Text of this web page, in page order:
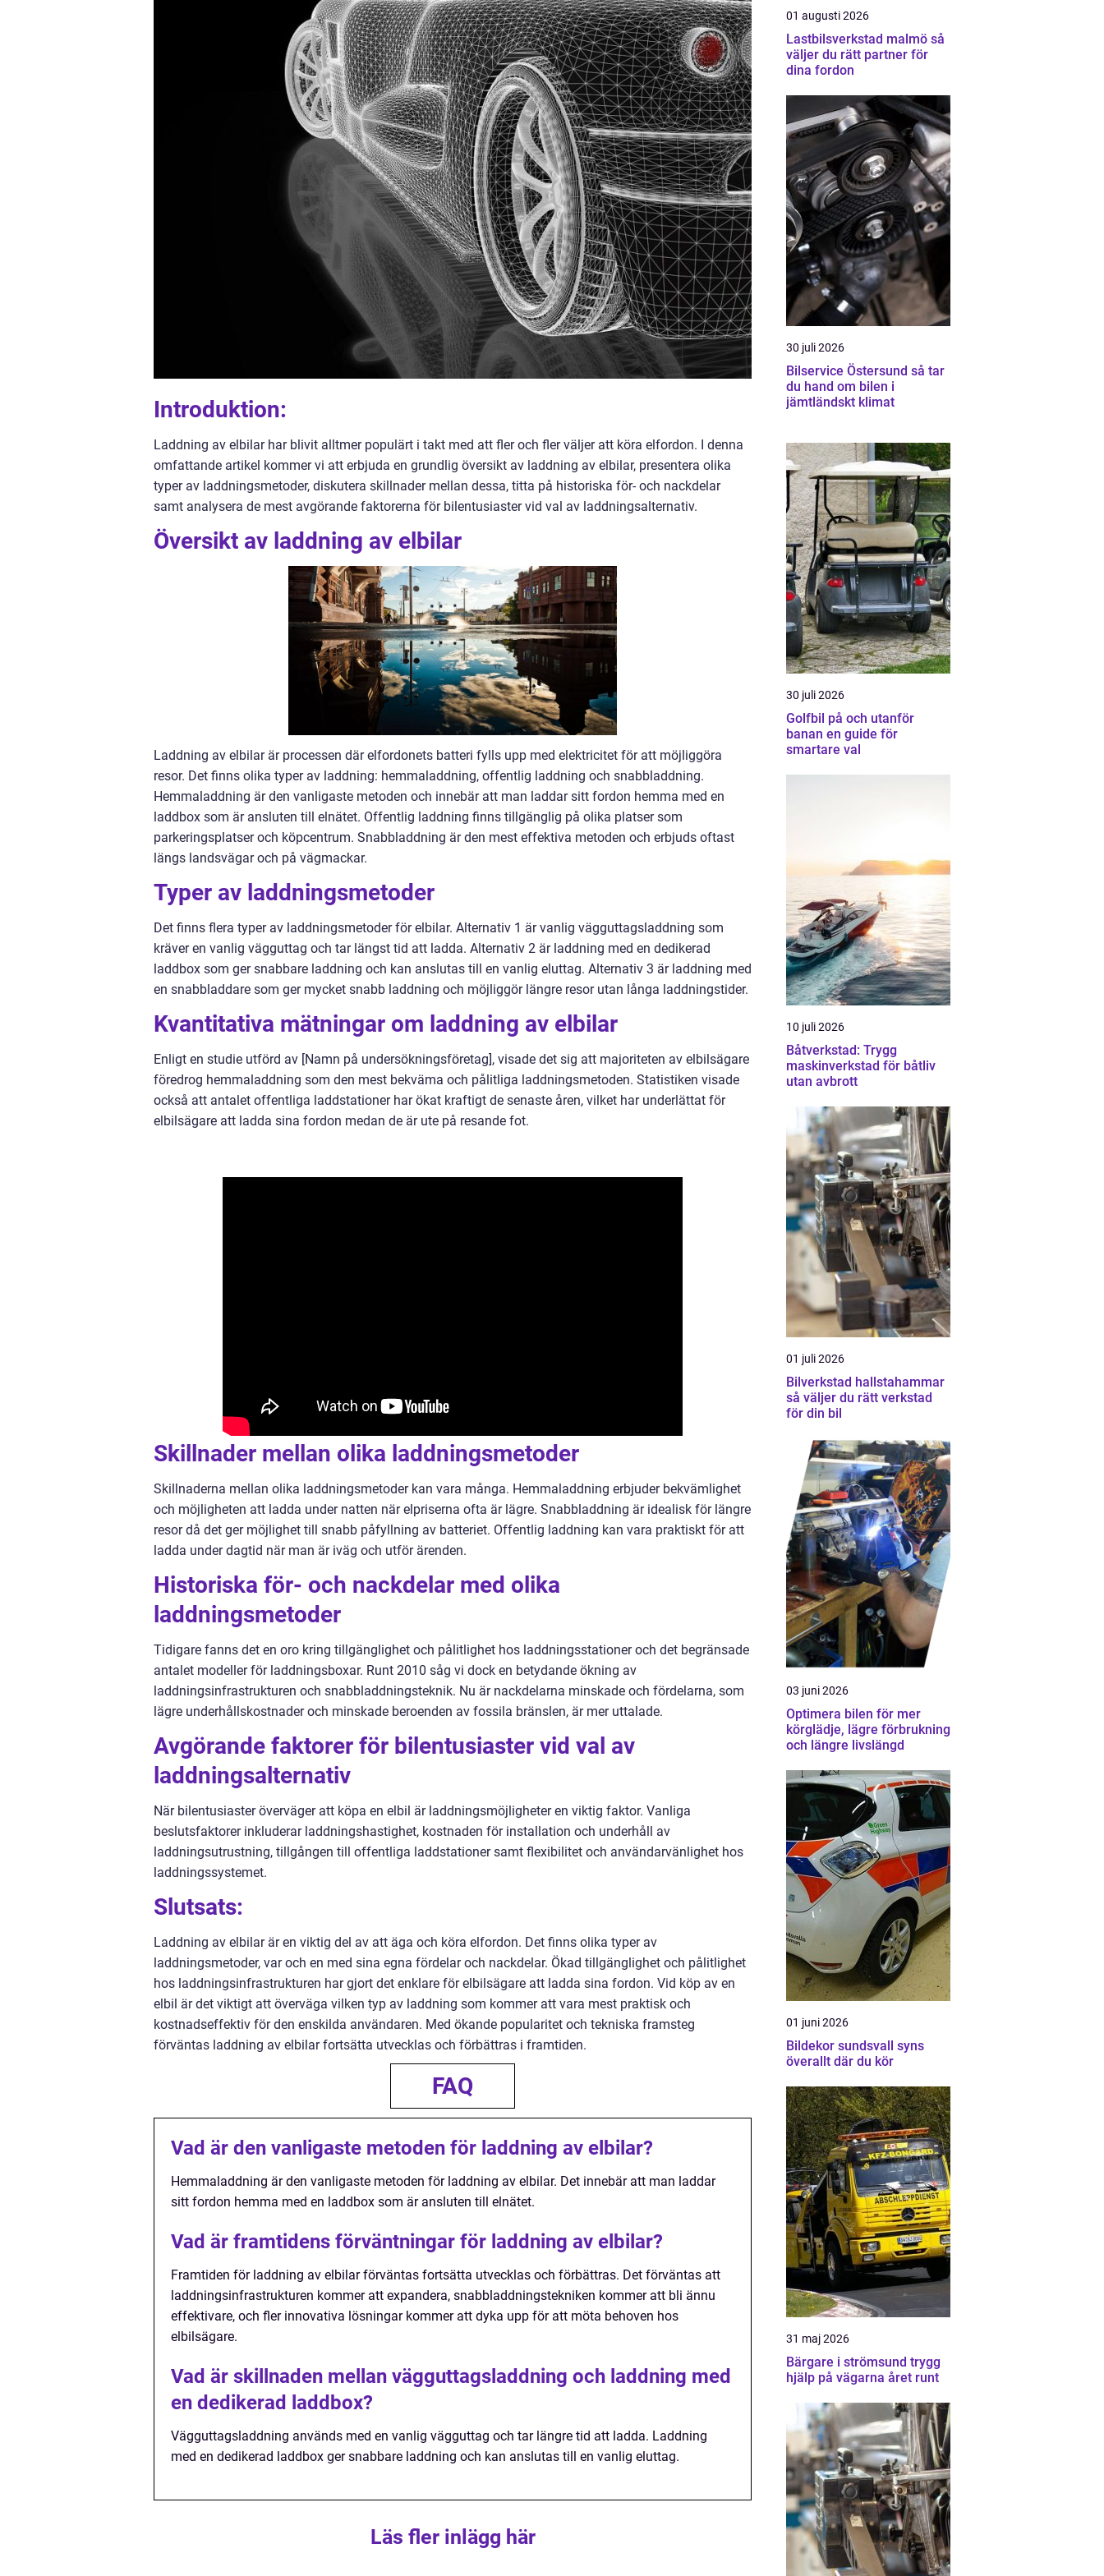
Introduktion:
Laddning av elbilar har blivit alltmer populärt i takt med att fler och fler väljer att köra elfordon. I denna
omfattande artikel kommer vi att erbjuda en grundlig översikt av laddning av elbilar, presentera olika
typer av laddningsmetoder, diskutera skillnader mellan dessa, titta på historiska för- och nackdelar
samt analysera de mest avgörande faktorerna för bilentusiaster vid val av laddningsalternativ.
Översikt av laddning av elbilar
Laddning av elbilar är processen där elfordonets batteri fylls upp med elektricitet för att möjliggöra
resor. Det finns olika typer av laddning: hemmaladdning, offentlig laddning och snabbladdning.
Hemmaladdning är den vanligaste metoden och innebär att man laddar sitt fordon hemma med en
laddbox som är ansluten till elnätet. Offentlig laddning finns tillgänglig på olika platser som
parkeringsplatser och köpcentrum. Snabbladdning är den mest effektiva metoden och erbjuds oftast
längs landsvägar och på vägmackar.
Typer av laddningsmetoder
Det finns flera typer av laddningsmetoder för elbilar. Alternativ 1 är vanlig vägguttagsladdning som
kräver en vanlig vägguttag och tar längst tid att ladda. Alternativ 2 är laddning med en dedikerad
laddbox som ger snabbare laddning och kan anslutas till en vanlig eluttag. Alternativ 3 är laddning med
en snabbladdare som ger mycket snabb laddning och möjliggör längre resor utan långa laddningstider.
Kvantitativa mätningar om laddning av elbilar
Enligt en studie utförd av [Namn på undersökningsföretag], visade det sig att majoriteten av elbilsägare
föredrog hemmaladdning som den mest bekväma och pålitliga laddningsmetoden. Statistiken visade
också att antalet offentliga laddstationer har ökat kraftigt de senaste åren, vilket har underlättat för
elbilsägare att ladda sina fordon medan de är ute på resande fot.
Skillnader mellan olika laddningsmetoder
Skillnaderna mellan olika laddningsmetoder kan vara många. Hemmaladdning erbjuder bekvämlighet
och möjligheten att ladda under natten när elpriserna ofta är lägre. Snabbladdning är idealisk för längre
resor då det ger möjlighet till snabb påfyllning av batteriet. Offentlig laddning kan vara praktiskt för att
ladda under dagtid när man är iväg och utför ärenden.
Historiska för- och nackdelar med olika
laddningsmetoder
Tidigare fanns det en oro kring tillgänglighet och pålitlighet hos laddningsstationer och det begränsade
antalet modeller för laddningsboxar. Runt 2010 såg vi dock en betydande ökning av
laddningsinfrastrukturen och snabbladdningsteknik. Nu är nackdelarna minskade och fördelarna, som
lägre underhållskostnader och minskade beroenden av fossila bränslen, är mer uttalade.
Avgörande faktorer för bilentusiaster vid val av
laddningsalternativ
När bilentusiaster överväger att köpa en elbil är laddningsmöjligheter en viktig faktor. Vanliga
beslutsfaktorer inkluderar laddningshastighet, kostnaden för installation och underhåll av
laddningsutrustning, tillgången till offentliga laddstationer samt flexibilitet och användarvänlighet hos
laddningssystemet.
Slutsats:
Laddning av elbilar är en viktig del av att äga och köra elfordon. Det finns olika typer av
laddningsmetoder, var och en med sina egna fördelar och nackdelar. Ökad tillgänglighet och pålitlighet
hos laddningsinfrastrukturen har gjort det enklare för elbilsägare att ladda sina fordon. Vid köp av en
elbil är det viktigt att överväga vilken typ av laddning som kommer att vara mest praktisk och
kostnadseffektiv för den enskilda användaren. Med ökande popularitet och tekniska framsteg
förväntas laddning av elbilar fortsätta utvecklas och förbättras i framtiden.
FAQ
Vad är den vanligaste metoden för laddning av elbilar?
Hemmaladdning är den vanligaste metoden för laddning av elbilar. Det innebär att man laddar
sitt fordon hemma med en laddbox som är ansluten till elnätet.
Vad är framtidens förväntningar för laddning av elbilar?
Framtiden för laddning av elbilar förväntas fortsätta utvecklas och förbättras. Det förväntas att
laddningsinfrastrukturen kommer att expandera, snabbladdningstekniken kommer att bli ännu
effektivare, och fler innovativa lösningar kommer att dyka upp för att möta behoven hos
elbilsägare.
Vad är skillnaden mellan vägguttagsladdning och laddning med
en dedikerad laddbox?
Vägguttagsladdning används med en vanlig vägguttag och tar längre tid att ladda. Laddning
med en dedikerad laddbox ger snabbare laddning och kan anslutas till en vanlig eluttag.
Läs fler inlägg här
01 augusti 2026
Lastbilsverkstad malmö så
väljer du rätt partner för
dina fordon
30 juli 2026
Bilservice Östersund så tar
du hand om bilen i
jämtländskt klimat
30 juli 2026
Golfbil på och utanför
banan en guide för
smartare val
10 juli 2026
Båtverkstad: Trygg
maskinverkstad för båtliv
utan avbrott
01 juli 2026
Bilverkstad hallstahammar
så väljer du rätt verkstad
för din bil
03 juni 2026
Optimera bilen för mer
körglädje, lägre förbrukning
och längre livslängd
01 juni 2026
Bildekor sundsvall syns
överallt där du kör
31 maj 2026
Bärgare i strömsund trygg
hjälp på vägarna året runt